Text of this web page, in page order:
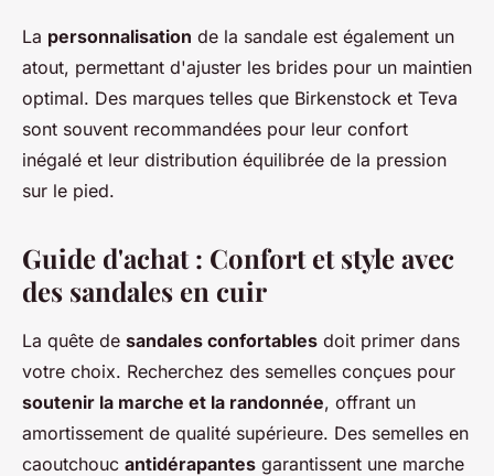
La personnalisation de la sandale est également un
atout, permettant d'ajuster les brides pour un maintien
optimal. Des marques telles que Birkenstock et Teva
sont souvent recommandées pour leur confort
inégalé et leur distribution équilibrée de la pression
sur le pied.
Guide d'achat : Confort et style avec
des sandales en cuir
La quête de sandales confortables doit primer dans
votre choix. Recherchez des semelles conçues pour
soutenir la marche et la randonnée, offrant un
amortissement de qualité supérieure. Des semelles en
caoutchouc antidérapantes garantissent une marche